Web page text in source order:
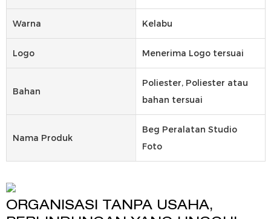
Warna Kelabu
Logo Menerima Logo tersuai
Bahan
Poliester, Poliester atau
bahan tersuai
Nama Produk
Beg Peralatan Studio
Foto
ORGANISASI TANPA USAHA,